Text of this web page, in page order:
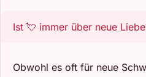
Ist 💘 immer über neue
Obwohl es oft für neue